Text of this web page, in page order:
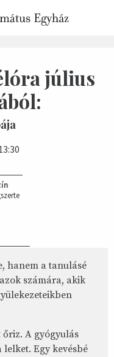
július
hanem a tanulásé
számára, akik
A gyógyulás
Egy kevésbé